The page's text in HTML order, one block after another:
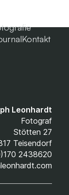
Kontakt
Leonhardt
Fotograf
Stötten 27
Teisendorf
2438620